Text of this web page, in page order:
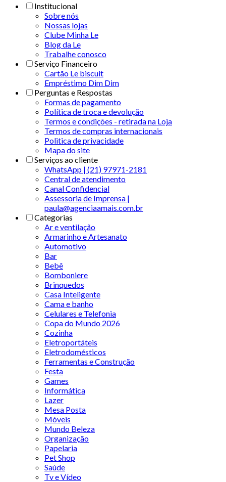
Institucional
Sobre nós
Nossas lojas
Clube Minha Le
Blog da Le
Trabalhe conosco
Serviço Financeiro
Cartão Le biscuit
Empréstimo Dim Dim
Perguntas e Respostas
Formas de pagamento
Política de troca e devolução
Termos e condições - retirada na Loja
Termos de compras internacionais
Politica de privacidade
Mapa do site
Serviços ao cliente
WhatsApp | (21) 97971-2181
Central de atendimento
Canal Confidencial
Assessoria de Imprensa |
paula@agenciaamais.com.br
Categorias
Ar e ventilação
Armarinho e Artesanato
Automotivo
Bar
Bebê
Bomboniere
Brinquedos
Casa Inteligente
Cama e banho
Celulares e Telefonia
Copa do Mundo 2026
Cozinha
Eletroportáteis
Eletrodomésticos
Ferramentas e Construção
Festa
Games
Informática
Lazer
Mesa Posta
Móveis
Mundo Beleza
Organização
Papelaria
Pet Shop
Saúde
Tv e Vídeo